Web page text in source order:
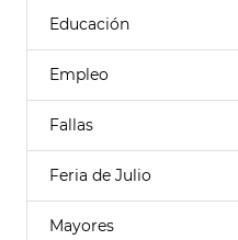
Educación
Empleo
Fallas
Feria de Julio
Mayores